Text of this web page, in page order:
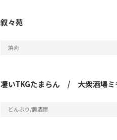
叙々苑
焼肉
凄いTKGたまらん / 大衆酒場ミ
どんぶり/居酒屋